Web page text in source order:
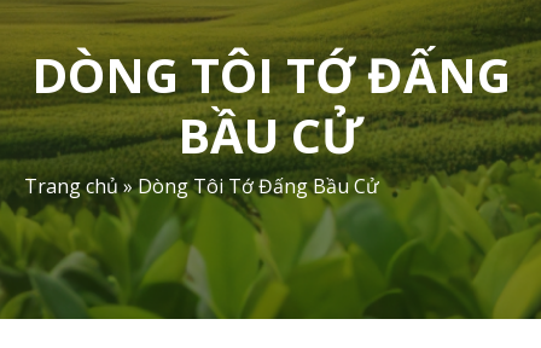
DÒNG TÔI TỚ ĐẤNG
BẦU CỬ
Trang chủ»Dòng Tôi Tớ Đấng Bầu Cử